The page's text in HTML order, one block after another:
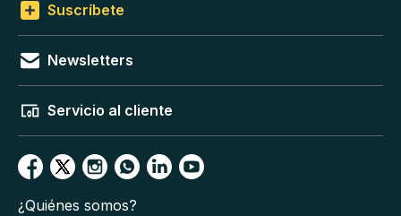
Suscríbete
Newsletters
Servicio al cliente
¿Quiénes somos?